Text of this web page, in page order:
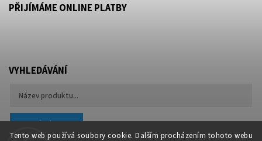
Tento web používá soubory cookie. Dalším procházením tohoto webu
PŘIJÍMÁME ONLINE PLATBY
VYHLEDÁVÁNÍ
Hledat